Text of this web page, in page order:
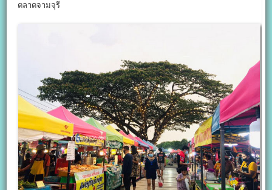
ตลาดจามจุรี